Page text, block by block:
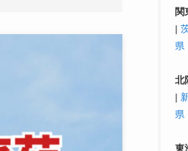
関
|
県
北
|
県
東